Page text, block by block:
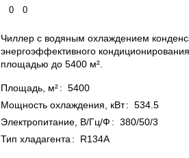
0 0
Чиллер с водяным охлаждением
энергоэффективного
площадью до 5400 м².
Площадь, м²: 5400
Мощность охлаждения, кВт: 534.5
Электропитание, В/Гц/Ф : 380/50/3
Тип хладагента : R134A